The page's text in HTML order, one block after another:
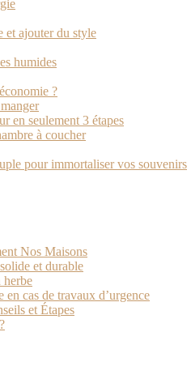
et ajouter du style
humides
?
en seulement 3 étapes
à coucher
pour immortaliser vos souvenirs
Nos Maisons
et durable
herbe
cas de travaux d’urgence
et Étapes